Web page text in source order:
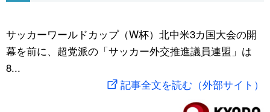
文化
動画/Live
スポーツ・東京2020
サッカーワールドカップ（W杯）北中米3カ国大会の開
幕を前に、超党派の「サッカー外交推進議員連盟」は
8...
記事全文を読む（外部サイト）